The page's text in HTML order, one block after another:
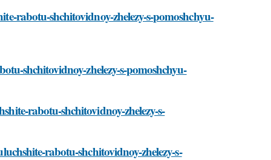
rabotu-shchitovidnoy-zhelezy-s-pomoshchyu-
shchitovidnoy-zhelezy-s-pomoshchyu-
rabotu-shchitovidnoy-zhelezy-s-
rabotu-shchitovidnoy-zhelezy-s-